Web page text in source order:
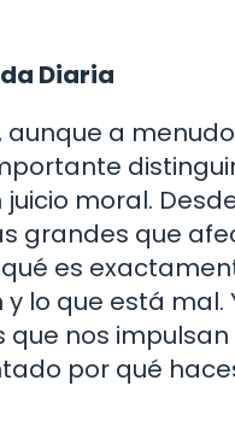
Diaria
a
moral.
grandes que
es
lo que está
nos
por qué